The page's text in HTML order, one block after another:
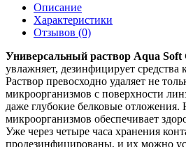
Описание
Характеристики
Отзывов (0)
Универсальный раствор Aqua Soft
увлажняет, дезинфицирует средства
Раствор превосходно удаляет не
микроорганизмов с поверхности
даже глубокие белковые отложения.
микроорганизмов обеспечивает
Уже через четыре часа хранения
продезинфицированы, и их можно